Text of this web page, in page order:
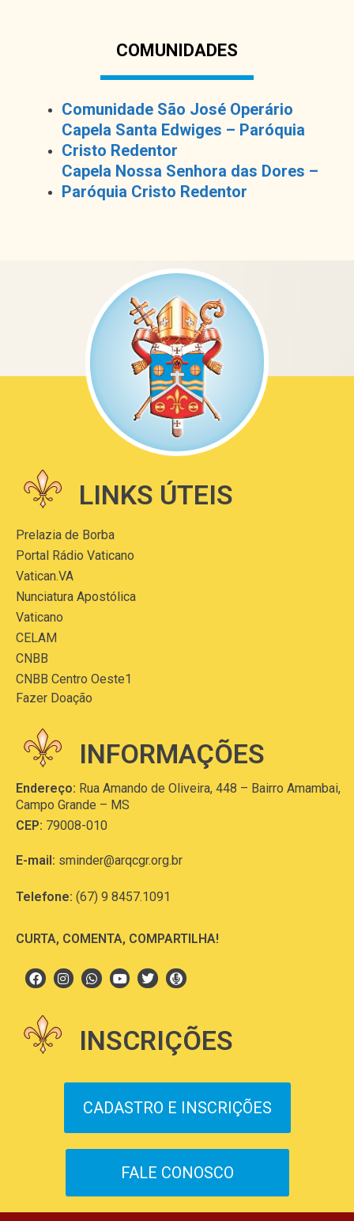
COMUNIDADES
Comunidade São José Operário
Capela Santa Edwiges – Paróquia
Cristo Redentor
Capela Nossa Senhora das Dores –
Paróquia Cristo Redentor
LINKS ÚTEIS
Prelazia de Borba
Portal Rádio Vaticano
Vatican.VA
Nunciatura Apostólica
Vaticano
CELAM
CNBB
CNBB Centro Oeste1
Fazer Doação
INFORMAÇÕES
Endereço: Rua Amando de Oliveira, 448 – Bairro Amambai,
Campo Grande – MS
CEP: 79008-010
E-mail: sminder@arqcgr.org.br
Telefone: (67) 9 8457.1091
CURTA, COMENTA, COMPARTILHA!
INSCRIÇÕES
CADASTRO E INSCRIÇÕES
FALE CONOSCO